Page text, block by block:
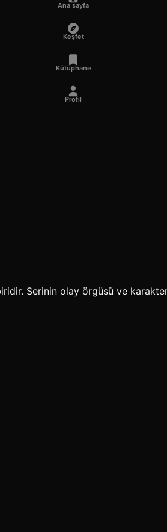
Ana sayfa
Keşfet
Kütüphane
Profil
Serinin olay örgüsü ve